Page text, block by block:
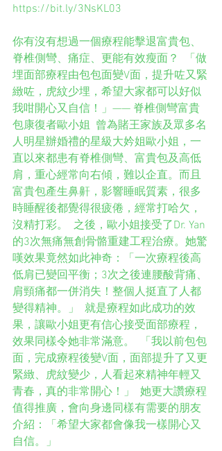
https://bit.ly/3NsKL03
你有沒有想過一個療程能擊退富貴包、
脊椎側彎、痛症、更能有效瘦面？  「做
埋面部療程由包包面變V面，提升咗又緊
緻咗，虎紋少埋，希望大家都可以好似
我咁開心又自信！」—— 脊椎側彎富貴
包康復者歐小姐  曾為賭王家族及眾多名
人明星辦婚禮的星級大妗姐歐小姐，一
直以來都患有脊椎側彎、富貴包及高低
肩，重心經常向右傾，難以企直。而且
富貴包產生鼻鼾，影響睡眠質素，很多
時睡醒後都覺得很疲倦，經常打哈欠，
沒精打彩。  之後，歐小姐接受了Dr. Yan
的3次無痛無創骨骼重建工程治療。她驚
嘆效果竟然如此神奇：「一次療程後高
低肩已變回平衡；3次之後連腰酸背痛、
肩頸痛都一併消失！整個人挺直了人都
變得精神。」  就是療程如此成功的效
果，讓歐小姐更有信心接受面部療程，
效果同樣令她非常滿意。  「我以前包包
面，完成療程後變V面，面部提升了又更
緊緻、虎紋變少，人看起來精神年輕又
青春，真的非常開心！」  她更大讚療程
值得推廣，會向身邊同樣有需要的朋友
介紹：「希望大家都會像我一樣開心又
自信。」